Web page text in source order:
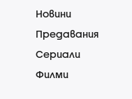
Новини
Предавания
Сериали
Филми